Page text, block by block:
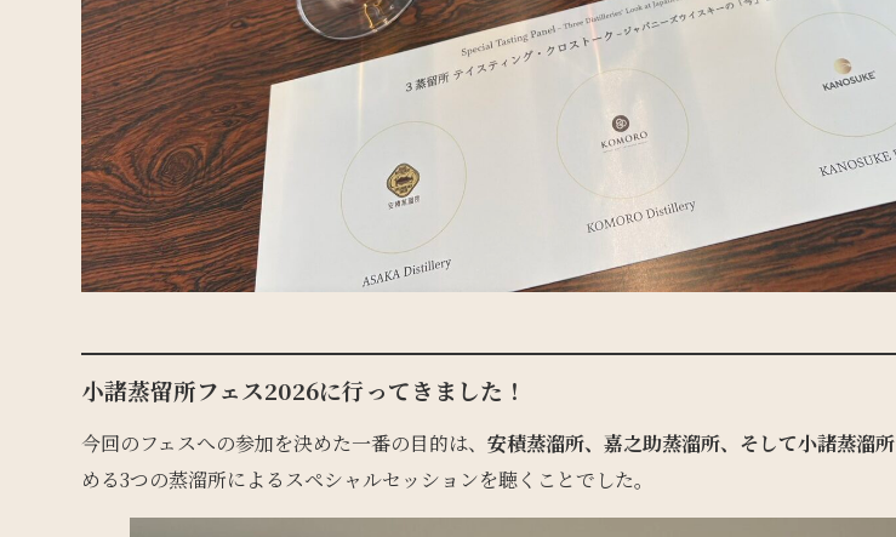
小諸蒸留所フェス2026に行ってきました！
今回のフェスへの参加を決めた一番の目的は、安積蒸溜所、嘉之助蒸溜所、そして小諸蒸溜所
める3つの蒸溜所によるスペシャルセッションを聴くことでした。